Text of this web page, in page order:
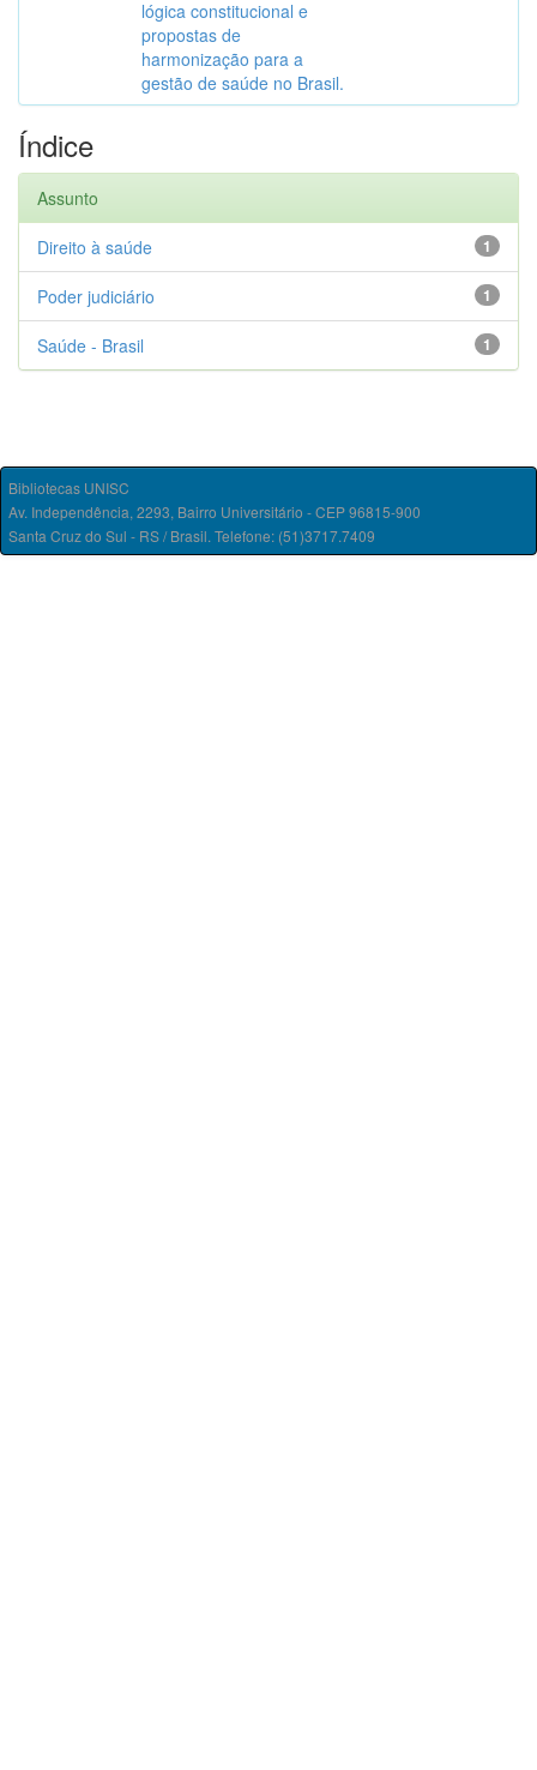
lógica constitucional e
propostas de
harmonização para a
gestão de saúde no Brasil.
Índice
Assunto
1
Direito à saúde
1
Poder judiciário
1
Saúde - Brasil
Bibliotecas UNISC
Av. Independência, 2293, Bairro Universitário - CEP 96815-900
Santa Cruz do Sul - RS / Brasil. Telefone: (51)3717.7409